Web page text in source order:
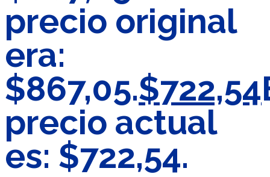
precio original
era:
$867,05.$722,54
precio actual
es: $722,54.